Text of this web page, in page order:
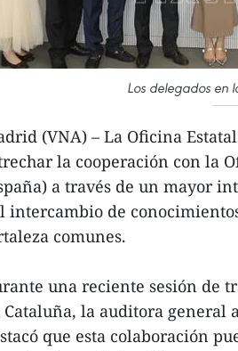
Los delegados en
(VNA) – La Oficina
la cooperación con la
a través de un mayor
intercambio de
comunes.
una reciente sesión de
Cataluña, la auditora general
que esta colaboración